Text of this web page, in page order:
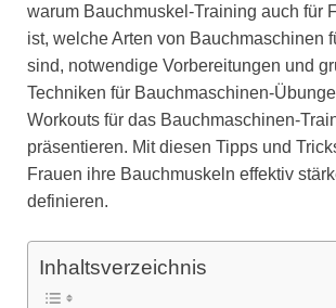
warum Bauchmuskel-Training auch für
ist, welche Arten von Bauchmaschinen
sind, notwendige Vorbereitungen und
Techniken für Bauchmaschinen-
Workouts für das Bauchmaschinen-
präsentieren. Mit diesen Tipps und
Frauen ihre Bauchmuskeln effektiv
definieren.
Inhaltsverzeichnis